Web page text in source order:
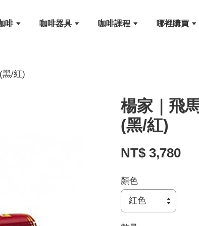
啡 咖啡器具 咖啡課程 哪裡購買
黑/紅)
楊家｜飛
(黑/紅)
NT$ 3,780
顏色